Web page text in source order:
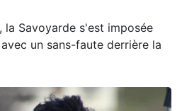
la Savoyarde s'est imposée
un sans-faute derrière la